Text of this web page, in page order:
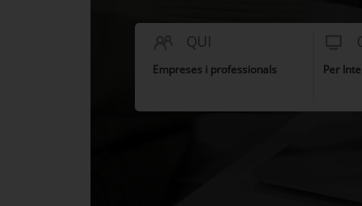
QUI
Empreses i professionals Per